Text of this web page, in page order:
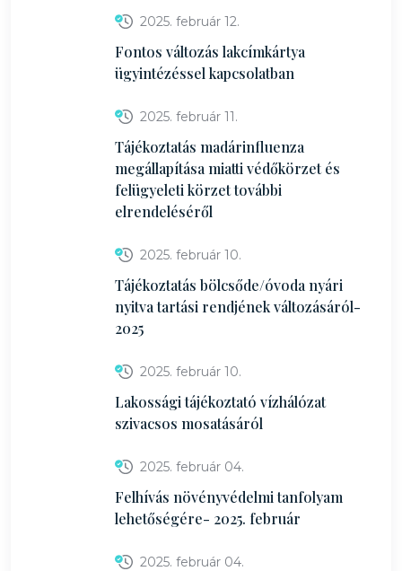
2025. február 12.
Fontos változás lakcímkártya
ügyintézéssel kapcsolatban
2025. február 11.
Tájékoztatás madárinfluenza
megállapítása miatti védőkörzet és
felügyeleti körzet további
elrendeléséről
2025. február 10.
Tájékoztatás bölcsőde/óvoda nyári
nyitva tartási rendjének változásáról-
2025
2025. február 10.
Lakossági tájékoztató vízhálózat
szivacsos mosatásáról
2025. február 04.
Felhívás növényvédelmi tanfolyam
lehetőségére- 2025. február
2025. február 04.